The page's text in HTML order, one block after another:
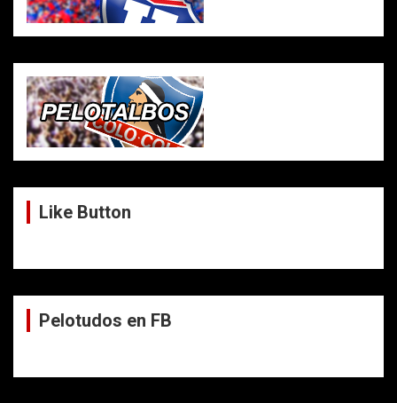
Like Button
Pelotudos en FB